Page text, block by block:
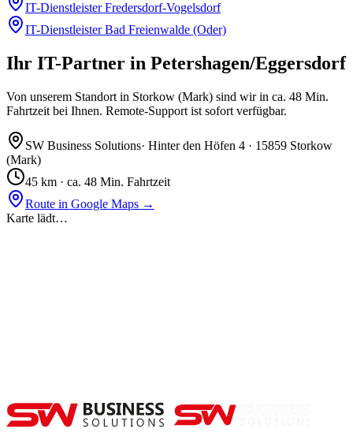
IT-DienstleisterFredersdorf-Vogelsdorf
IT-DienstleisterBad Freienwalde (Oder)
Ihr IT-Partner in Petershagen/Eggersdorf
Von unserem Standort in Storkow (Mark) sind wir in ca. 48 Min.
Fahrtzeit bei Ihnen. Remote-Support ist sofort verfügbar.
SW Business Solutions· Hinter den Höfen 4 · 15859 Storkow
(Mark)
45 km · ca. 48 Min. Fahrtzeit
Route in Google Maps →
Karte lädt…